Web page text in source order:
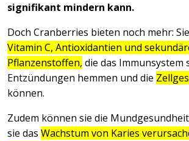
signifikant mindern kann.
Doch Cranberries bieten noch mehr:
Vitamin C, Antioxidantien und
Pflanzenstoffen, die das Immunsystem
Entzündungen hemmen und die
können.
Zudem können sie die
sie das Wachstum von Karies